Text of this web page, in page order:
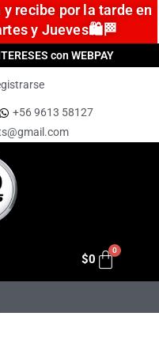
recibe por la tarde en
y Jueves🛍️🏁
con WEBPAY
+56 9613 58127
$0